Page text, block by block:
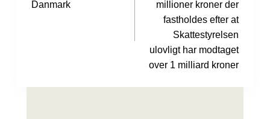
Danmark
millioner kroner der
fastholdes efter at
Skattestyrelsen
ulovligt har modtaget
over 1 milliard kroner